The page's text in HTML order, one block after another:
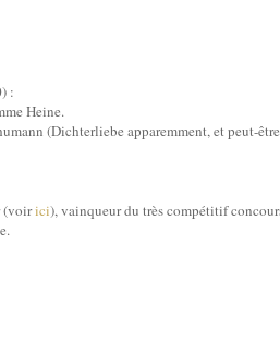
:
Heine.
(Dichterliebe apparemment, et peut-
(voirici), vainqueur du très compétitif